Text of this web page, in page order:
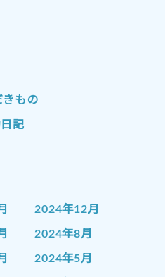
きもの
記
2024年12月
2024年8月
2024年5月